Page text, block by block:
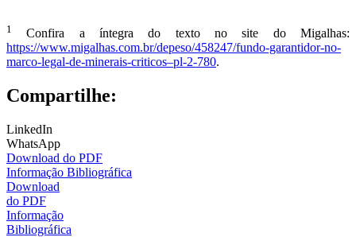
1
Confira a íntegra do texto no site do Migalhas:
https://www.migalhas.com.br/depeso/458247/fundo-garantidor-no-
marco-legal-de-minerais-criticos–pl-2-780.
Compartilhe:
LinkedIn
WhatsApp
Download do PDF
Informação Bibliográfica
Download
do PDF
Informação
Bibliográfica